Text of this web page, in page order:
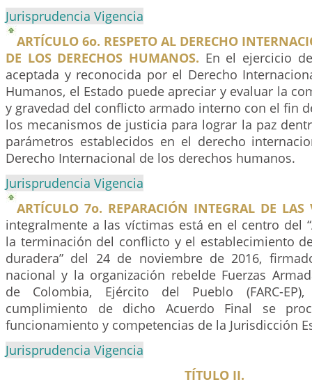
Jurisprudencia Vigencia
ARTÍCULO 6o. RESPETO AL DERECHO
DE LOS DERECHOS HUMANOS. En el ejercicio
aceptada y reconocida por el Derecho
Humanos, el Estado puede apreciar y evaluar la
y gravedad del conflicto armado interno con el fin
los mecanismos de justicia para lograr la paz
parámetros establecidos en el derecho
Derecho Internacional de los derechos humanos.
Jurisprudencia Vigencia
ARTÍCULO 7o. REPARACIÓN INTEGRAL DE LAS
integralmente a las víctimas está en el centro del
la terminación del conflicto y el establecimiento
duradera” del 24 de noviembre de 2016,
nacional y la organización rebelde Fuerzas
de Colombia, Ejército del Pueblo (FARC-
cumplimiento de dicho Acuerdo Final se
funcionamiento y competencias de la Jurisdicción
Jurisprudencia Vigencia
TÍTULO II.